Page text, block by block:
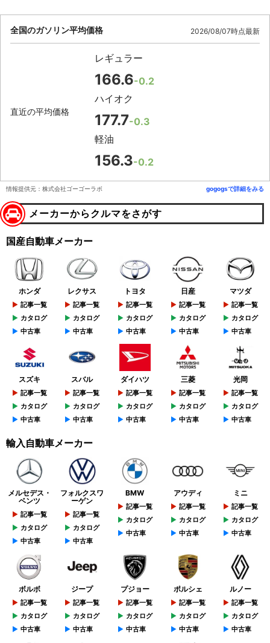
全国のガソリン平均価格 2026/08/07時点最新
直近の平均価格
レギュラー
166.6-0.2
ハイオク
177.7-0.3
軽油
156.3-0.2
情報提供元：株式会社ゴーゴーラボ gogogsで詳細をみる
メーカーからクルマをさがす
国産自動車メーカー
ホンダ
記事一覧
カタログ
中古車
レクサス
記事一覧
カタログ
中古車
トヨタ
記事一覧
カタログ
中古車
日産
記事一覧
カタログ
中古車
マツダ
記事一覧
カタログ
中古車
スズキ
記事一覧
カタログ
中古車
スバル
記事一覧
カタログ
中古車
ダイハツ
記事一覧
カタログ
中古車
三菱
記事一覧
カタログ
中古車
光岡
記事一覧
カタログ
中古車
輸入自動車メーカー
メルセデス・
ベンツ
記事一覧
カタログ
中古車
フォルクスワ
ーゲン
記事一覧
カタログ
中古車
BMW
記事一覧
カタログ
中古車
アウディ
記事一覧
カタログ
中古車
ミニ
記事一覧
カタログ
中古車
ボルボ
記事一覧
カタログ
中古車
ジープ
記事一覧
カタログ
中古車
プジョー
記事一覧
カタログ
中古車
ポルシェ
記事一覧
カタログ
中古車
ルノー
記事一覧
カタログ
中古車